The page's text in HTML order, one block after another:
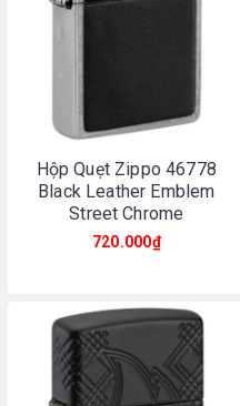
Hộp Quẹt Zippo 46778
Black Leather Emblem
Street Chrome
720.000₫